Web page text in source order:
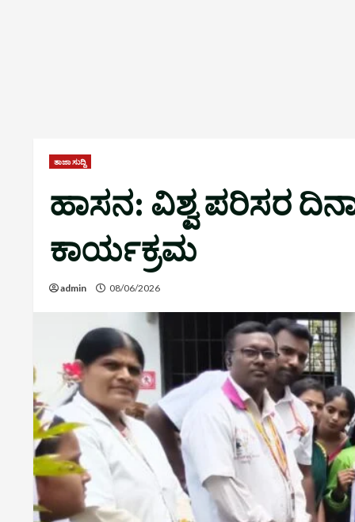
ತಾಜಾ ಸುದ್ದಿ
ಹಾಸನ: ವಿಶ್ವ ಪರಿಸರ
ಕಾರ್ಯಕ್ರಮ
admin 08/06/2026